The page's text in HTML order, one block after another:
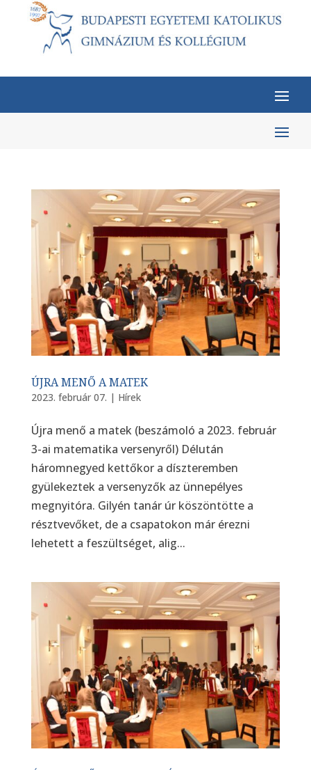
ÚJRA MENŐ A MATEK
2023. február 07. | Hírek
Újra menő a matek (beszámoló a 2023. február
3-ai matematika versenyről) Délután
háromnegyed kettőkor a díszteremben
gyülekeztek a versenyzők az ünnepélyes
megnyitóra. Gilyén tanár úr köszöntötte a
résztvevőket, de a csapatokon már érezni
lehetett a feszültséget, alig...